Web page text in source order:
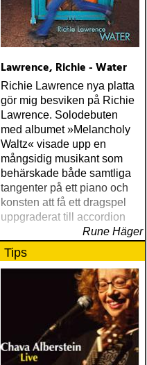
Lawrence, Richie - Water
Richie Lawrence nya platta
gör mig besviken på Richie
Lawrence. Solodebuten
med albumet »Melancholy
Waltz« visade upp en
mångsidig musikant som
behärskade både samtliga
tangenter på ett piano och
konsten att få ett dragspel
uppgraderat till accordion
Rune Häger
Tips